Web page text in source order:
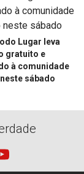
Lugar leva
gratuito e
à comunidade
sábado